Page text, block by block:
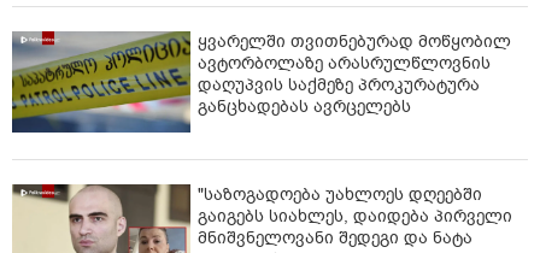
ყვარელში თვითნებურად მოწყობილ
ავტორბოლაზე არასრულწლოვნის
დაღუპვის საქმეზე პროკურატურა
განცხადებას ავრცელებს
"საზოგადოება უახლოეს დღეებში
გაიგებს სიახლეს, დაიდება პირველი
მნიშვნელოვანი შედეგი და ნატა